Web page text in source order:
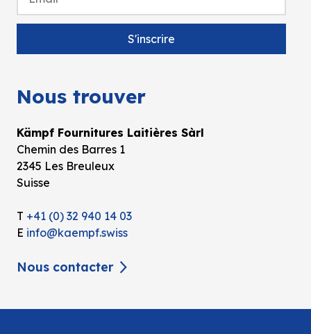
Nous trouver
Kämpf Fournitures Laitières Sàrl
Chemin des Barres 1
2345 Les Breuleux
Suisse
T +41 (0) 32 940 14 03
E info@kaempf.swiss
Nous contacter